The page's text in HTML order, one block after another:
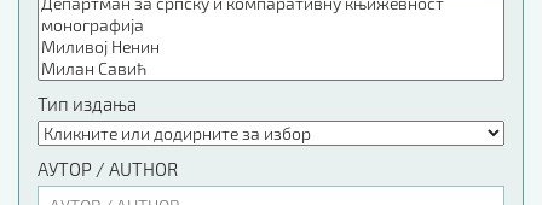
Тип издања
АУТОР / AUTHOR